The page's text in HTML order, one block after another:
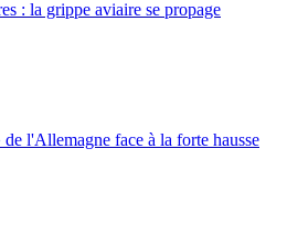
: la grippe aviaire se propage
l'Allemagne face à la forte hausse